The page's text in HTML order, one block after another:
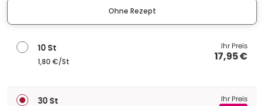
Ohne Rezept
10 St
1,80 €/St
Ihr Preis
17,95 €
30 St Ihr Preis